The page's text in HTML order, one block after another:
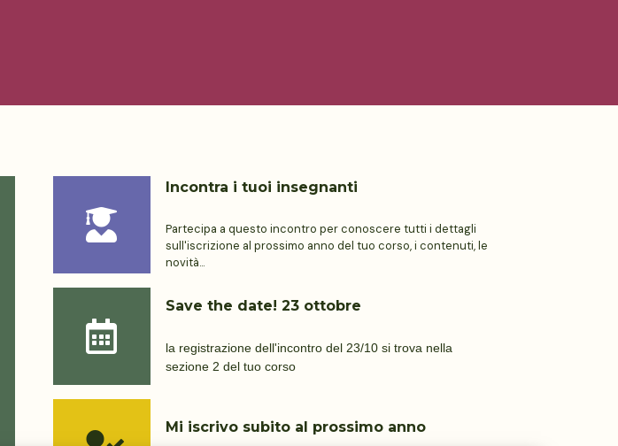
Incontra i tuoi insegnanti
Partecipa a questo incontro per conoscere tutti i dettagli
sull'iscrizione al prossimo anno del tuo corso, i contenuti, le
novità...
Save the date! 23 ottobre
la registrazione dell'incontro del 23/10 si trova nella
sezione 2 del tuo corso
Mi iscrivo subito al prossimo anno